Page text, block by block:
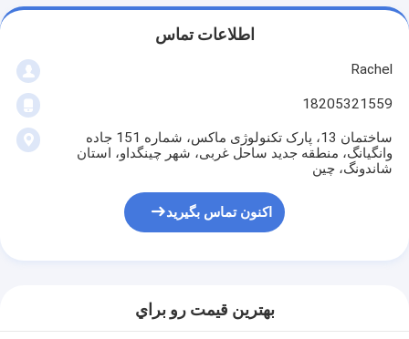
اطلاعات تماس
Rachel
18205321559
ساختمان 13، پارک تکنولوژی ماکس، شماره 151 جاده
وانگیانگ، منطقه جدید ساحل غربی، شهر چینگداو، استان
شاندونگ، چین
اکنون تماس بگیرید
بهترين قيمت رو براي